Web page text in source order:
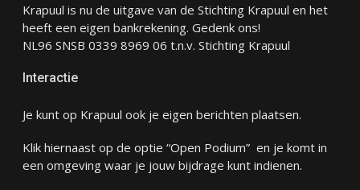
Krapuul is nu de uitgave van de Stichting Krapuul en het
heeft een eigen bankrekening. Gedenk ons!
NL96 SNSB 0339 8969 06 t.n.v. Stichting Krapuul
Interactie
Je kunt op Krapuul ook je eigen berichten plaatsen.
Klik hiernaast op de optie “Open Podium” en je komt in
een omgeving waar je jouw bijdrage kunt indienen.